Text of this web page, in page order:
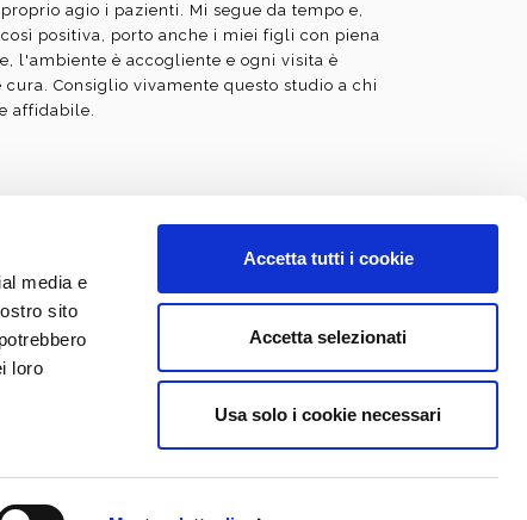
media e
sito
loro
Accetta tutti i cookie
Accetta selezionati
Usa solo i cookie necessari
agio i pazienti. Mi segue da tempo e,
positiva, porto anche i miei figli con piena
l'ambiente è accogliente e ogni visita è
Consiglio vivamente questo studio a chi
affidabile.
Dentaria il 04/11/1993 e abilitato alla
1993 all'Università degli Studi di
di Monza e Brianza al numero 405 |
del sito è diramato secondo le linee-